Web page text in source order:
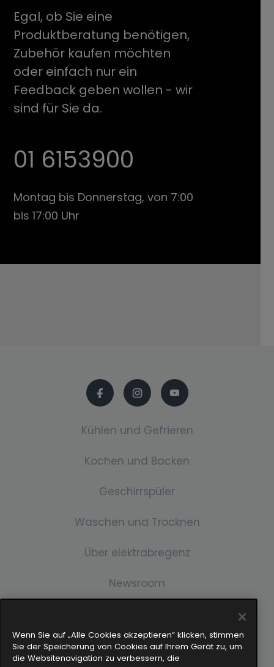
Egal, ob Sie eine
Produktberatung benötigen,
Zubehör kaufen möchten
oder einfach nur ein
Feedback geben wollen - wir
sind für Sie da.
01 6153900
Montag bis Donnerstag, von 7:00
bis 17:00 Uhr
Kühlen und Gefrieren
Side By Side
Stand Tischkühlschrank
Einbau Kühl-Gefrierkombination
Gefrierschrank
Gefrierschrank
Kochen und Backen
Backrohre
Mikrowelle
Mikrowelle
Dunstabzugshaube
Geschirrspüler
Einbau-Geschirrspüler
Waschen und Trocknen
Waschmaschine
Waschtrockner
Über elektrabregenz
Geschichte
Newsroom
Pressemitteilungen
Downloads
Kampagnen & Aktionen
Wenn Sie auf „Alle Cookies akzeptieren“ klicken, stimmen
Sie der Speicherung von Cookies auf Ihrem Gerät zu, um
die Websitenavigation zu verbessern, die